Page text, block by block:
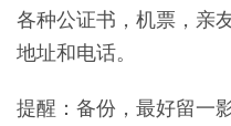
各种公证书，机票，亲
地址和电话。
提醒：备份，最好留一